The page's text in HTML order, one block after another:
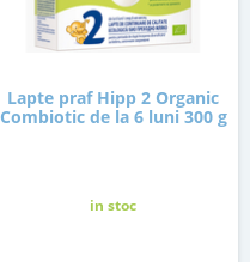
Lapte praf Hipp 2 Organic
Combiotic de la 6 luni 300 g
in stoc